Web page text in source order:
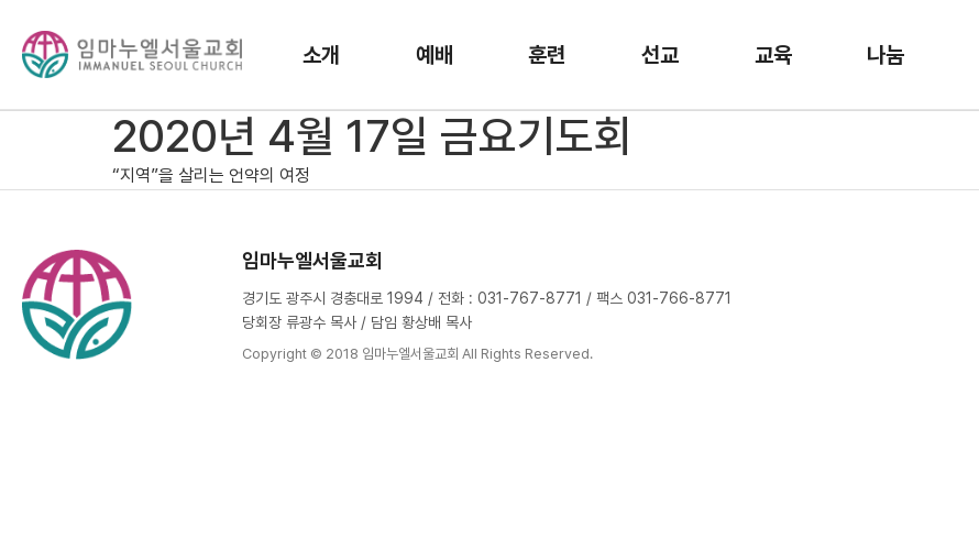
소개 예배 훈련 선교 교육 나눔
2020년 4월 17일 금요기도회
“지역”을 살리는 언약의 여정
임마누엘서울교회
경기도 광주시 경충대로 1994 / 전화 : 031-767-8771 / 팩스 031-766-8771
당회장 류광수 목사 / 담임 황상배 목사
Copyright © 2018 임마누엘서울교회 All Rights Reserved.